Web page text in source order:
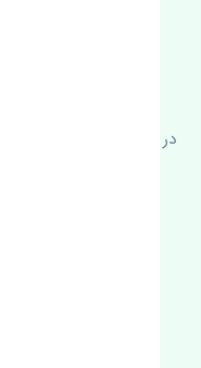
در زیر می‌توانید سوالات
کسب اطلاعات